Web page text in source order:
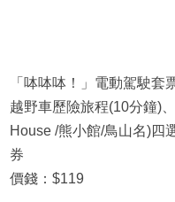
「呠呠呠！」電動駕駛套
越野車歷險旅程(10分鐘)
House /熊小館/鳥山名)四
券
價錢：$119